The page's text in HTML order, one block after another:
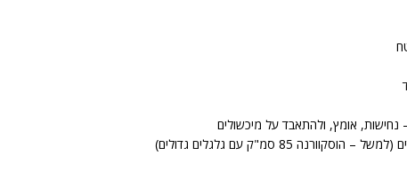
נחישות, אומץ, ולהתאבד על מיכשולים
85 סמ"ק עם גלגלים גדולים)